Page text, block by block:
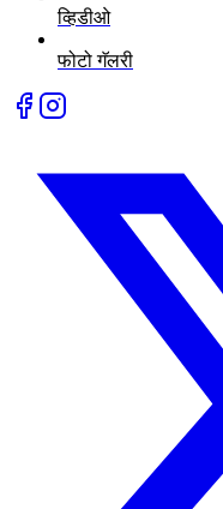
व्हिडीओ
फोटो गॅलरी